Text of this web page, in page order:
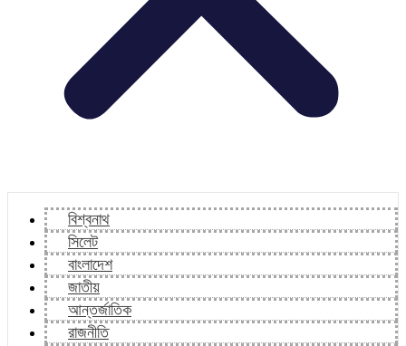
বিশ্বনাথ
সিলেট
বাংলাদেশ
জাতীয়
আন্তর্জাতিক
রাজনীতি